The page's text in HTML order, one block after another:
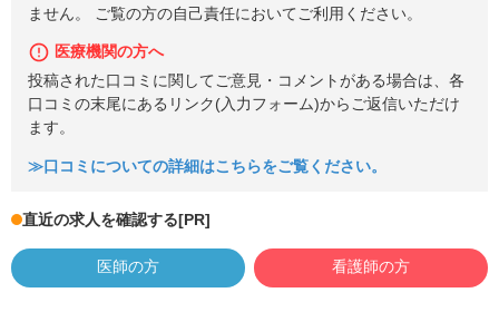
ません。 ご覧の方の自己責任においてご利用ください。
医療機関の方へ
投稿された口コミに関してご意見・コメントがある場合は、各
口コミの末尾にあるリンク(入力フォーム)からご返信いただけ
ます。
≫口コミについての詳細はこちらをご覧ください。
直近の求人を確認する[PR]
医師の方 看護師の方